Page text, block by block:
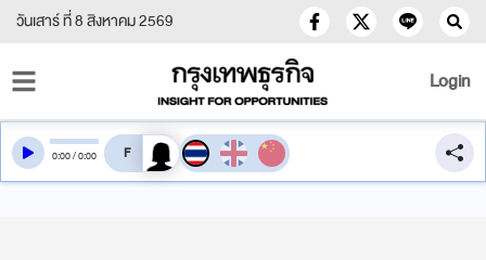
วันเสาร์ ที่ 8 สิงหาคม 2569
Login
0:00/0:00 สลับเสียงอ่าน